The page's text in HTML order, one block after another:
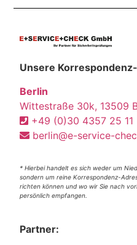
Unsere
Berlin
Wittestraße 30k, 13509
+49 (0)30 4357 25 11
berlin@e-service-
* Hierbei handelt es sich weder um
sondern um reine Korrespondenz-
richten können und wo wir Sie nach
persönlich empfangen.
Partner: